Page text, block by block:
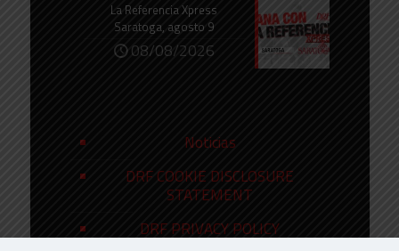
La Referencia Xpress
Saratoga, agosto 9
08/08/2026
Noticias
DRF COOKIE DISCLOSURE
STATEMENT
DRF PRIVACY POLICY